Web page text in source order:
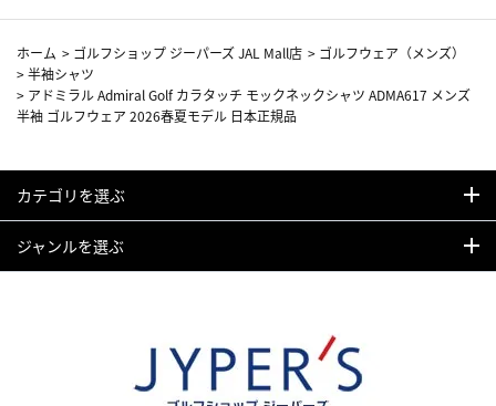
ホーム > ゴルフショップ ジーパーズ JAL Mall店 > ゴルフウェア（メンズ）
>半袖シャツ
> アドミラル Admiral Golf カラタッチ モックネックシャツ ADMA617 メンズ
半袖 ゴルフウェア 2026春夏モデル 日本正規品
カテゴリを選ぶ
ジャンルを選ぶ